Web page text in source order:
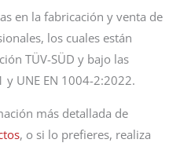
en la fabricación y venta de
los cuales están
TÜV-SÜD y bajo las
y UNE EN 1004-2:2022.
más detallada de
, o si lo prefieres, realiza